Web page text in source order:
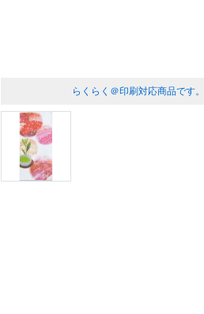
らくらく＠印刷対応商品です。